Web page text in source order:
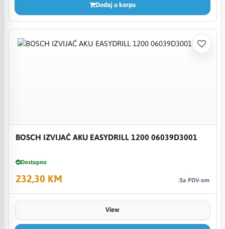
Dodaj u korpu
BOSCH IZVIJAČ AKU EASYDRILL 1200 06039D3001
Dostupno
232,30 KM Sa PDV-om
View